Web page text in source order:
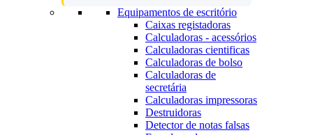
Equipamentos de escritório
Caixas registadoras
Calculadoras - acessórios
Calculadoras cientificas
Calculadoras de bolso
Calculadoras de
secretária
Calculadoras impressoras
Destruidoras
Detector de notas falsas